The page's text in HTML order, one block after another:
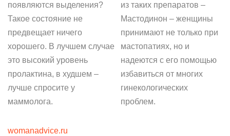
появляются выделения?
Такое состояние не
предвещает ничего
хорошего. В лучшем случае
это высокий уровень
пролактина, в худшем –
лучше спросите у
маммолога.
из таких препаратов –
Мастодинон – женщины
принимают не только при
мастопатиях, но и
надеются с его помощью
избавиться от многих
гинекологических
проблем.
womanadvice.ru